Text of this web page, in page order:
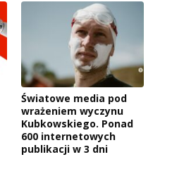
Światowe media pod
wrażeniem wyczynu
Kubkowskiego. Ponad
600 internetowych
publikacji w 3 dni